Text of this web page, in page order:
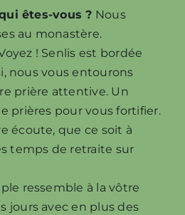
êtes-vous ? Nous
au monastère.
! Senlis est bordée
nous vous entourons
prière attentive. Un
prières pour vous fortifier.
écoute, que ce soit à
temps de retraite sur
ressemble à la vôtre
jours avec en plus des